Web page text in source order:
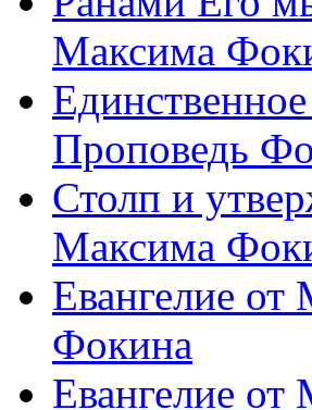
Максима
Проповедь
Столп и
Максима
Евангелие
Фокина
Евангелие